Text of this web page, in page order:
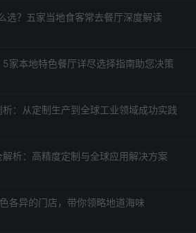
选？五家当地食客常去餐厅深度解读
家本地特色餐厅详尽选择指南助您决策
：从定制生产到全球工业领域成功实践
析：高精度定制与全球应用解决方案
各异的门店，带你领略地道海味